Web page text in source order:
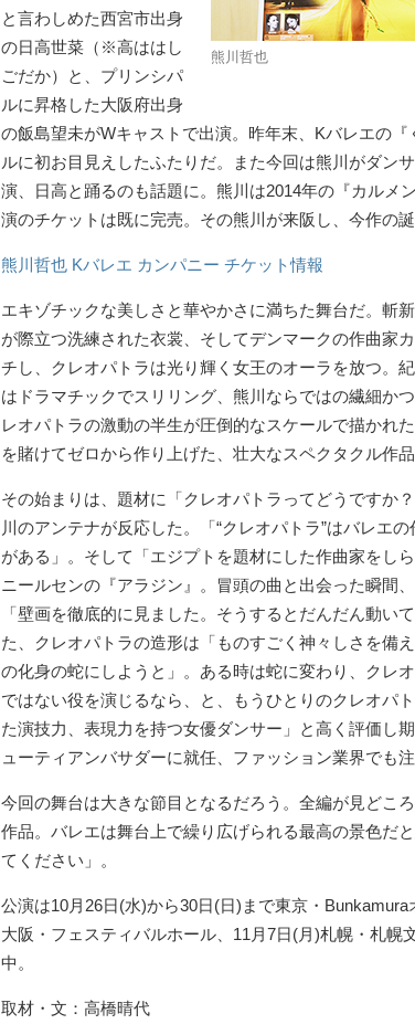
熊川哲也
と言わしめた西宮市出身
の日高世菜（※高ははし
ごだか）と、プリンシパ
ルに昇格した大阪府出身
の飯島望未がWキャストで出演。昨年末、Kバレエの
ルに初お目見えしたふたりだ。また今回は熊川がダン
演、日高と踊るのも話題に。熊川は2014年の『カルメ
演のチケットは既に完売。その熊川が来阪し、今作の誕
熊川哲也 Kバレエ カンパニー チケット情報
エキゾチックな美しさと華やかさに満ちた舞台だ。斬
が際立つ洗練された衣裳、そしてデンマークの作曲家
チし、クレオパトラは光り輝く女王のオーラを放つ。
はドラマチックでスリリング、熊川ならではの繊細か
レオパトラの激動の半生が圧倒的なスケールで描かれ
を賭けてゼロから作り上げた、壮大なスペクタクル作
その始まりは、題材に「クレオパトラってどうですか
川のアンテナが反応した。「“クレオパトラ”はバレエ
がある」。そして「エジプトを題材にした作曲家をし
ニールセンの『アラジン』。冒頭の曲と出会った瞬間
「壁画を徹底的に見ました。そうするとだんだん動い
た、クレオパトラの造形は「ものすごく神々しさを備
の化身の蛇にしようと」。ある時は蛇に変わり、クレ
ではない役を演じるなら、と、もうひとりのクレオパ
た演技力、表現力を持つ女優ダンサー」と高く評価し
ューティアンバサダーに就任、ファッション業界でも
今回の舞台は大きな節目となるだろう。全編が見どこ
作品。バレエは舞台上で繰り広げられる最高の景色だ
てください」。
公演は10月26日(水)から30日(日)まで東京・
大阪・フェスティバルホール、11月7日(月)札幌・札幌
中。
取材・文：高橋晴代